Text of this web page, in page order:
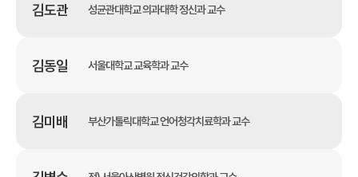
김도관 성균관대학교 의과대학 정신과 교수
김동일 서울대학교 교육학과 교수
김미배 부산가톨릭대학교 언어청각치료학과 교수